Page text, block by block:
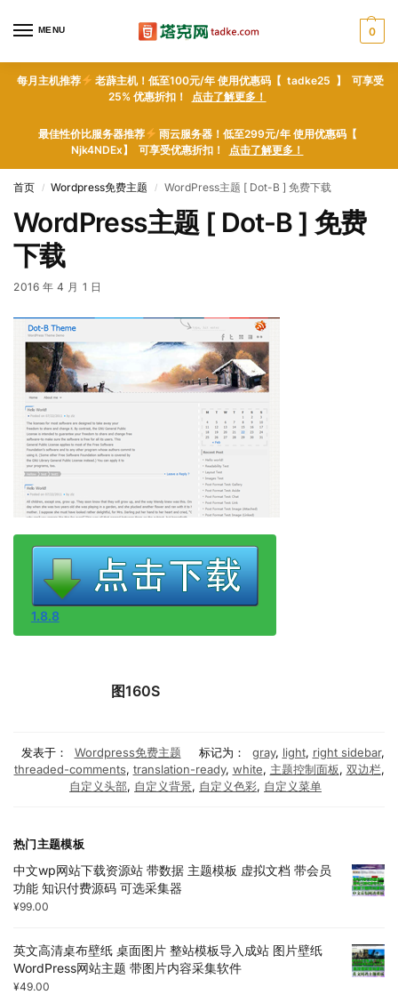
MENU 0
每月主机推荐
老薜主机！低至100元/年 使用优惠码【 tadke25 】 可享受
25% 优惠折扣！ 点击了解更多！
最佳性价比服务器推荐
雨云服务器！低至299元/年 使用优惠码【
Njk4NDEx】 可享受优惠折扣！ 点击了解更多！
首页 / Wordpress免费主题 / WordPress主题 [ Dot-B ] 免费下载
WordPress主题 [ Dot-B ] 免费
下载
2016 年 4 月 1 日
1.8.8
图160S
发表于： Wordpress免费主题 标记为： gray, light, right sidebar,
threaded-comments, translation-ready, white, 主题控制面板, 双边栏,
自定义头部, 自定义背景, 自定义色彩, 自定义菜单
热门主题模板
中文wp网站下载资源站 带数据 主题模板 虚拟文档 带会员
功能 知识付费源码 可选采集器
¥99.00
英文高清桌布壁纸 桌面图片 整站模板导入成站 图片壁纸
WordPress网站主题 带图片内容采集软件
¥49.00